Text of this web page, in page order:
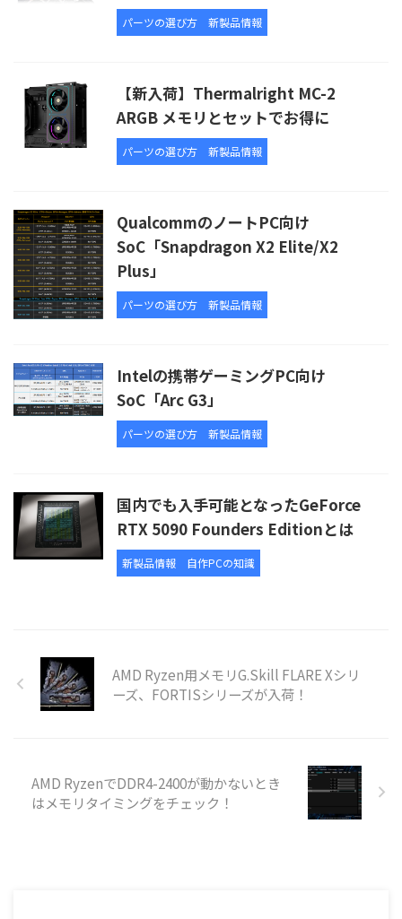
パーツの選び方 新製品情報
【新入荷】Thermalright MC-2
ARGB メモリとセットでお得に
パーツの選び方 新製品情報
QualcommのノートPC向け
SoC「Snapdragon X2 Elite/X2
Plus」
パーツの選び方 新製品情報
Intelの携帯ゲーミングPC向け
SoC「Arc G3」
パーツの選び方 新製品情報
国内でも入手可能となったGeForce
RTX 5090 Founders Editionとは
新製品情報 自作PCの知識
AMD Ryzen用メモリG.Skill FLARE Xシリ
ーズ、FORTISシリーズが入荷！
AMD RyzenでDDR4-2400が動かないとき
はメモリタイミングをチェック！